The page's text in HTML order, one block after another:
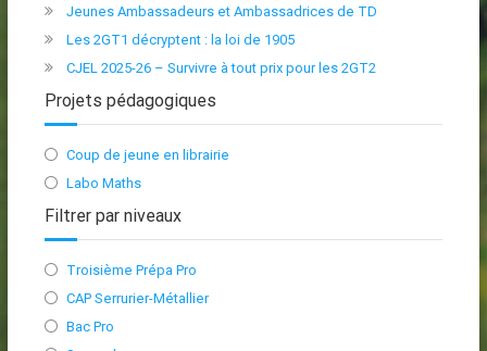
Jeunes Ambassadeurs et Ambassadrices de TD
Les 2GT1 décryptent : la loi de 1905
CJEL 2025-26 – Survivre à tout prix pour les 2GT2
Projets pédagogiques
Coup de jeune en librairie
Labo Maths
Filtrer par niveaux
Troisième Prépa Pro
CAP Serrurier-Métallier
Bac Pro